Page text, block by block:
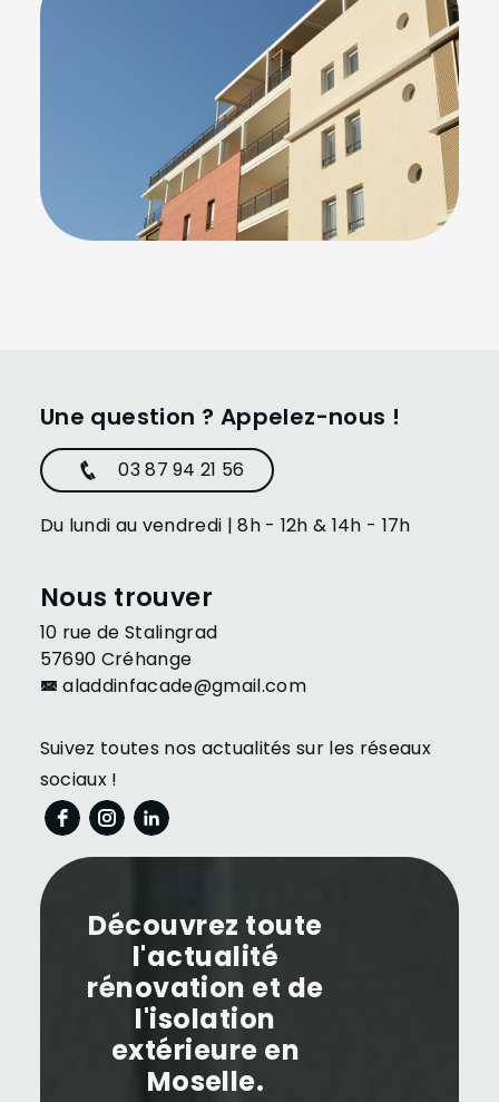
Une question ? Appelez-nous !
03 87 94 21 56
Du lundi au vendredi | 8h - 12h & 14h - 17h
Nous trouver
10 rue de Stalingrad
57690 Créhange
aladdinfacade@gmail.com
Suivez toutes nos actualités sur les réseaux
sociaux !
Découvrez toute
l'actualité
rénovation et de
l'isolation
extérieure en
Moselle.